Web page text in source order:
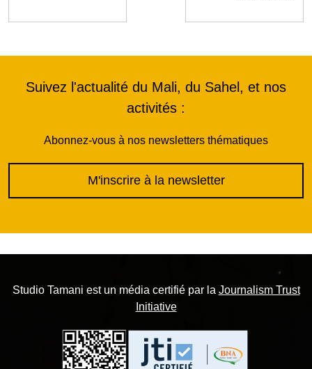
Suivez l'actualité du Mali, du Sahel, et nos
activités :
Abonnez-vous à nos newsletters thématiques
M'inscrire à la newsletter
Studio Tamani est un média certifié par la Journalism Trust
Initiative